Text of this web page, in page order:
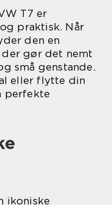
T7 er
praktisk. Når
den en
gør det nemt
små genstande.
eller flytte din
perfekte
ikoniske